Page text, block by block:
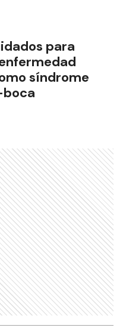
para
síndrome